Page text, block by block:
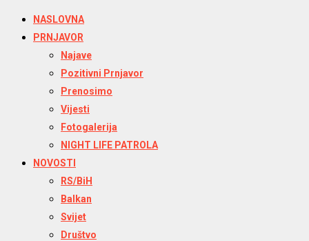
NASLOVNA
PRNJAVOR
Najave
Pozitivni Prnjavor
Prenosimo
Vijesti
Fotogalerija
NIGHT LIFE PATROLA
NOVOSTI
RS/BiH
Balkan
Svijet
Društvo